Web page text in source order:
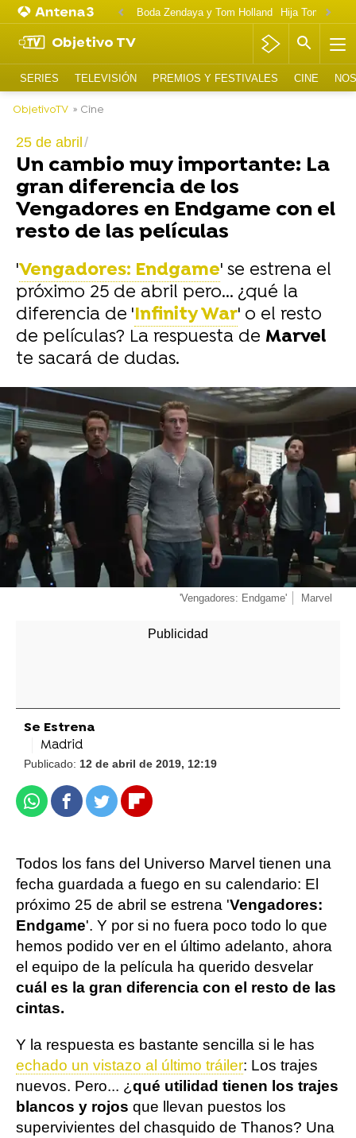
Boda Zendaya y Tom Holland Hija Tom
Objetivo TV
SERIES TELEVISIÓN PREMIOS Y FESTIVALES CINE
ObjetivoTV » Cine
25 de abril
Un cambio muy importante: La
gran diferencia de los
Vengadores en Endgame con el
resto de las películas
'Vengadores: Endgame' se estrena el
próximo 25 de abril pero... ¿qué la
diferencia de 'Infinity War' o el resto
de películas? La respuesta de Marvel
te sacará de dudas.
-
'Vengadores: Endgame' Marvel
Se Estrena
Madrid
Publicado: 12 de abril de 2019, 12:19
WhatsappFacebook
TwitterFlipboard
Todos los fans del Universo Marvel tienen una
fecha guardada a fuego en su calendario: El
próximo 25 de abril se estrena 'Vengadores:
Endgame'. Y por si no fuera poco todo lo que
hemos podido ver en el último adelanto, ahora
el equipo de la película ha querido desvelar
cuál es la gran diferencia con el resto de las
cintas.
Y la respuesta es bastante sencilla si le has
echado un vistazo al último tráiler: Los trajes
nuevos. Pero... ¿ qué utilidad tienen los trajes
blancos y rojos que llevan puestos los
supervivientes del chasquido de Thanos? Una